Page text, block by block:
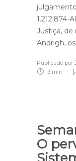
1.212.874-
Justiça, de
Andrigh,
Publicado por
3 min
O